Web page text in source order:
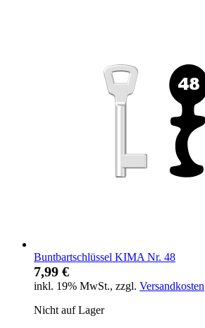
Buntbartschlüssel KIMA Nr. 48
7,99 €
inkl. 19% MwSt., zzgl. Versandkosten
Nicht auf Lager